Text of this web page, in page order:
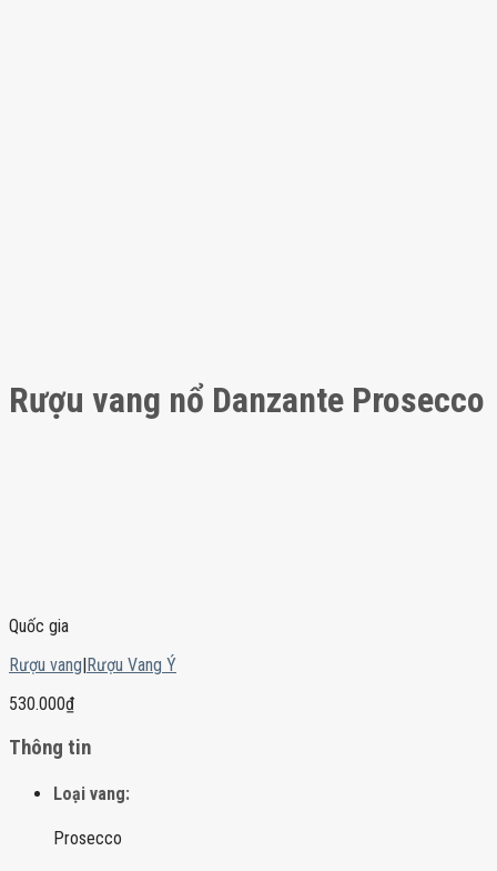
Rượu vang nổ Danzante Prosecco
Quốc gia
Rượu vang|Rượu Vang Ý
530.000₫
Thông tin
Loại vang:
Prosecco